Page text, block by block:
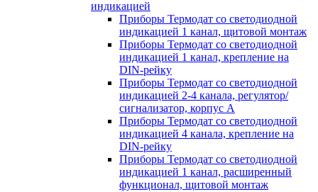
индикацией
Приборы Термодат со светодиодной
индикацией 1 канал, щитовой монтаж
Приборы Термодат со светодиодной
индикацией 1 канал, крепление на
DIN-рейку
Приборы Термодат со светодиодной
индикацией 2-4 канала, регулятор/
сигнализатор, корпус А
Приборы Термодат со светодиодной
индикацией 4 канала, крепление на
DIN-рейку
Приборы Термодат со светодиодной
индикацией 1 канал, расширенный
функционал, щитовой монтаж